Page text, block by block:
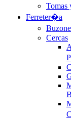
Ferreter�a
Cercas